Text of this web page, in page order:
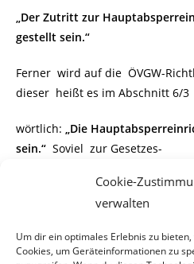
Cookie-
verwalten
Um dir ein optimales Erlebnis zu
Cookies, um Geräteinformationen zu
„Der Zutritt zur
gestellt sein.“
Ferner wird auf die ÖVGW-
dieser heißt es im Abschnitt 6/3
wörtlich: „Die
sein.“ Soviel zur Gesetzes-
kenntnis von Wien-Gas
betreffenden Mitarbeiter.
Die Abholung des Schlüssels im
Zeitaufwand von etwa drei